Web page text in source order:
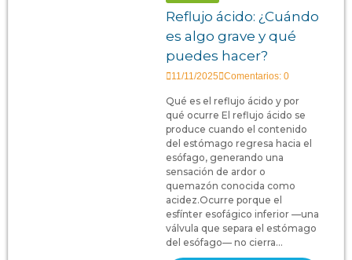
Reflujo ácido: ¿Cuándo
es algo grave y qué
puedes hacer?
11/11/2025 Comentarios: 0
Qué es el reflujo ácido y por
qué ocurre El reflujo ácido se
produce cuando el contenido
del estómago regresa hacia el
esófago, generando una
sensación de ardor o
quemazón conocida como
acidez.Ocurre porque el
esfínter esofágico inferior —una
válvula que separa el estómago
del esófago— no cierra...